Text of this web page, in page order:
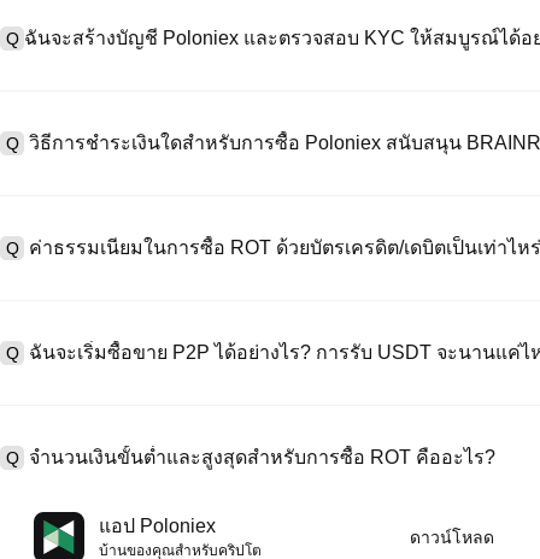
Q ฉันจะสร้างบัญชี Poloniex และตรวจสอบ KYC ให้สมบูรณ์ได้อ
"ความปลอดภัย" อัปโหลดเอกสาร Id ที่ถูกต้องของคุณ และถ่ายเซลฟี่เ
Q วิธีการชำระเงินใดสำหรับการซื้อ Poloniex สนับสนุน
ซื้อขาย OTC สำหรับธุรกรรมขนาดใหญ่เกิน 100,000 USD พร้อมใบเสนอ
Q ค่าธรรมเนียมในการซื้อ ROT ด้วยบัตรเครดิต/เดบิตเป็นเท่าไห
การซื้อขายแบบสปอตมาตรฐาน (ต่ำถึง 0.05%) ใช้กับการซื้อขาย ROT/
Q ฉันจะเริ่มซื้อขาย P2P ได้อย่างไร? การรับ USDT จะนานแค่ไ
กับวิธีการชำระเงินและเวลาตอบสนองของผู้ขาย
Q จำนวนเงินขั้นต่ำและสูงสุดสำหรับการซื้อ ROT คืออะไร?
ขีดจำกัดขั้นต่ำและสูงสุดแตกต่างกันขึ้นอยู่กับวิธีการซื้อและระดับการ
ดอลลาร์โดยสูงสุดขึ้นอยู่กับผู้ให้บริการ ผู้ขาย P2P ส่วนใหญ่มีข้อกำหนดก
แอป Poloniex
บ้านของคุณสําหรับคริปโต
ดาวน์โหลด